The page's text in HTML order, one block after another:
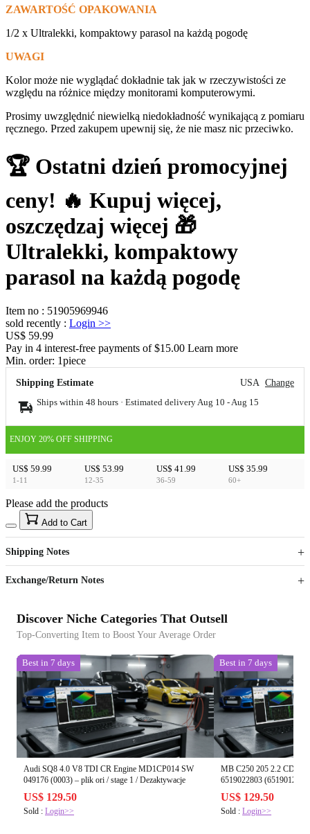
ZAWARTOŚĆ OPAKOWANIA
1/2 x Ultralekki, kompaktowy parasol na każdą pogodę
UWAGI
Kolor może nie wyglądać dokładnie tak jak w rzeczywistości ze
względu na różnice między monitorami komputerowymi.
Prosimy uwzględnić niewielką niedokładność wynikającą z pomiaru
ręcznego. Przed zakupem upewnij się, że nie masz nic przeciwko.
🏆 Ostatni dzień promocyjnej
ceny! 🔥 Kupuj więcej,
oszczędzaj więcej 🎁
Ultralekki, kompaktowy
parasol na każdą pogodę
Item no : 51905969946
sold recently : Login >>
US$ 59.99
Pay in 4 interest-free payments of $15.00 Learn more
Min. order: 1piece
Shipping Estimate USA Change
Ships within 48 hours · Estimated delivery Aug 10 - Aug 15
ENJOY 20% OFF SHIPPING
US$ 59.99
1-11
US$ 53.99
12-35
US$ 41.99
36-59
US$ 35.99
60+
US$40
Sign up to your membership to get coupons up to
15%
Opportunity to enjoy order discount up to 15% off
Please add the products
Add to Cart
Shipping Notes
Exchange/Return Notes
Discover Niche Categories That Outsell
Top-Converting Item to Boost Your Average Order
Best in 7 days
Audi SQ8 4.0 V8 TDI CR Engine MD1CP014 SW
049176 (0003) – plik ori / stage 1 / Dezaktywacje
US$ 129.50
Sold : Login>>
Best in 7 days
MB C250 205 2.2 CDI
6519022803
stage 1 / Dezaktywacje
US$ 129.50
Sold :Login>>